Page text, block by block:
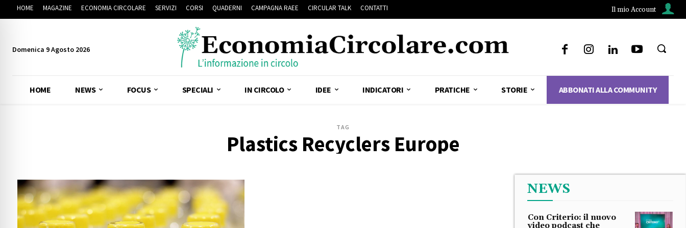
HOME MAGAZINE ECONOMIA CIRCOLARE SERVIZI CORSI QUADERNI CAMPAGNA RAEE CIRCULAR TALK CONTATTI Il mio Account
Domenica 9 Agosto 2026
HOME NEWS FOCUS SPECIALI IN CIRCOLO IDEE INDICATORI PRATICHE STORIE ABBONATI ALLA COMMUNITY
TAG
Plastics Recyclers Europe
NEWS
Con Criterio: il nuovo
video podcast che